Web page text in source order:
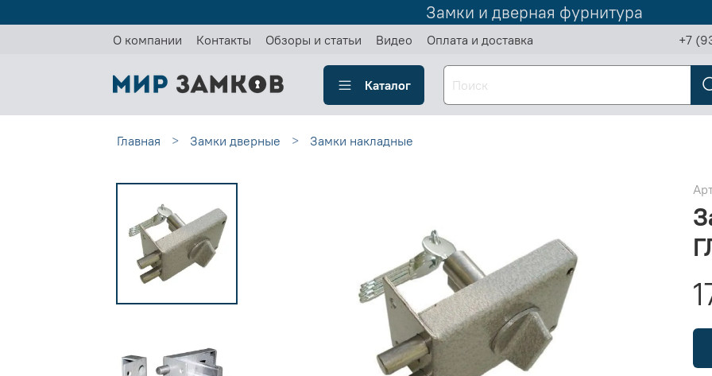
Замки и дверная фурнитура
О компании Контакты Обзоры и статьи Видео Оплата и доставка +7
Каталог
Главная Замки дверные Замки накладные